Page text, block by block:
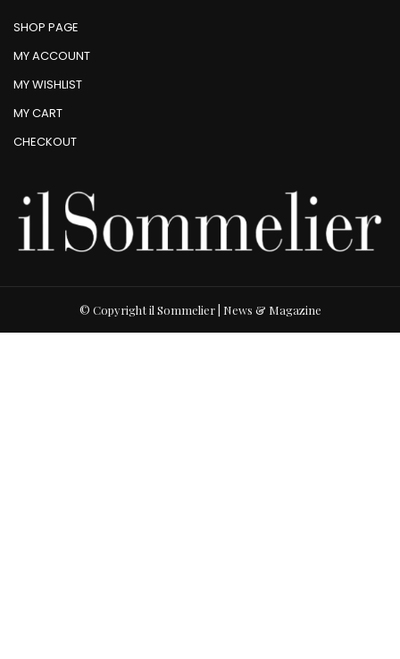
SHOP PAGE
MY ACCOUNT
MY WISHLIST
MY CART
CHECKOUT
© Copyright il Sommelier | News & Magazine